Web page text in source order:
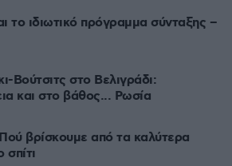
το ιδιωτικό πρόγραμμα σύνταξης –
Βούτσιτς στο Βελιγράδι:
και στο βάθος... Ρωσία
βρίσκουμε από τα καλύτερα